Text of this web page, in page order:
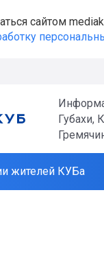
сайтом
Губахи,
жителей КУБа